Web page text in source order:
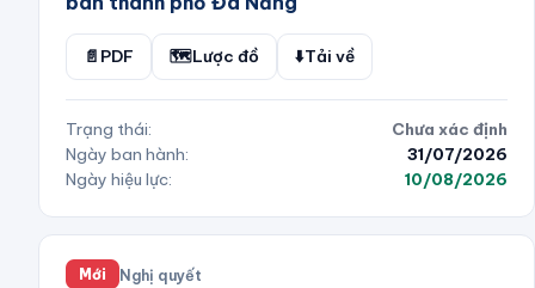
📄 PDF 🗺️Lược đồ ⬇️Tải về
Trạng thái:
Chưa xác định
Ngày ban hành:
31/07/2026
Ngày hiệu lực:
10/08/2026
Mới Nghị quyết